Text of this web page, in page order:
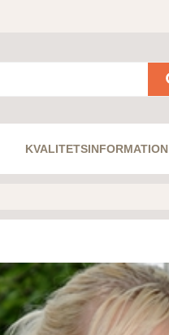
KVALITETSINFORMATION